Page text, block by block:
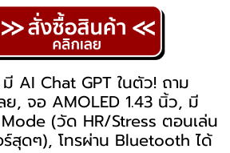
AI Chat GPT ในตัว! ถาม
, จอ AMOLED 1.43 นิ้ว, มี
(วัด HR/Stress ตอนเล่น
อร์สุดๆ), โทรผ่าน Bluetooth ได้